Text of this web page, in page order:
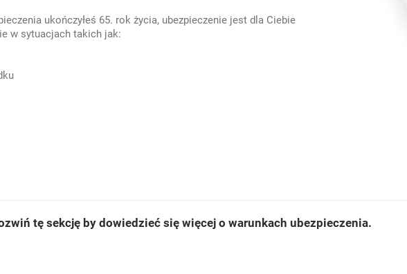
ukończyłeś 65. rok życia, ubezpieczenie jest dla Ciebie
w sytuacjach takich jak:
tę sekcję by dowiedzieć się więcej o warunkach ubezpieczenia.